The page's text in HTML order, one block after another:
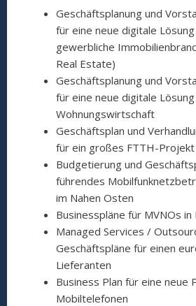
Geschäftsplanung und
für eine neue digitale
gewerbliche
Real Estate)
Geschäftsplanung und
für eine neue digitale
Wohnungswirtschaft
Geschäftsplan und
für ein großes FTTH-
Budgetierung und
führendes
im Nahen Osten
Businesspläne für MVNOs in
Managed Services /
Geschäftspläne für einen
Lieferanten
Business Plan für eine neue
Mobiltelefonen